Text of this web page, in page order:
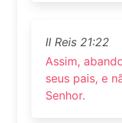
II Reis 21:22
Assim,
seus pais, e
Senhor.